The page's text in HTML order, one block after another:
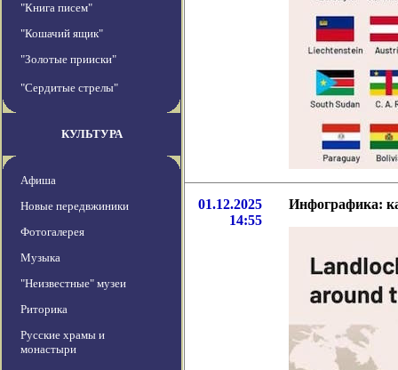
"Книга писем"
"Кошачий ящик"
"Золотые прииски"
"Сердитые стрелы"
КУЛЬТУРА
Афиша
Новые передвжиники
Фотогалерея
Музыка
"Неизвестные" музеи
Риторика
Русские храмы и
монастыри
01.12.2025
14:55
Инфографика: